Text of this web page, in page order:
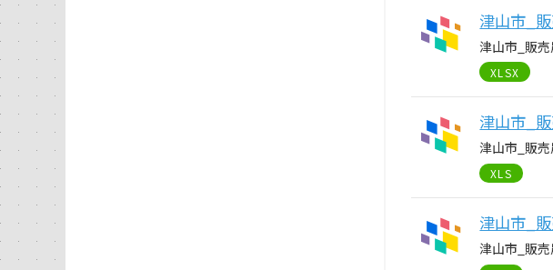
津山市_
津山市_販
XLSX
津山市_
津山市_販
XLS
津山市_
津山市_販